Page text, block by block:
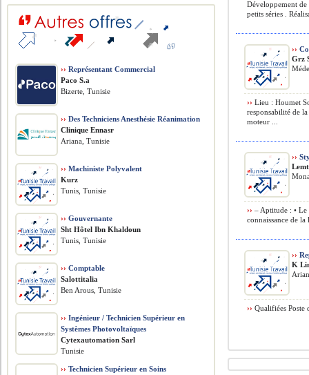
Développement
petits séries .
››
Grz
›› Lieu : Houmet
responsabilité de
moteur ...
››
›› – Aptitude : •
connaissance de
››
K
›› Qualifiées Poste
›› Représentant Commercial
Paco S.a
Bizerte, Tunisie
›› Des Techniciens Anesthésie Réanimation
Clinique Ennasr
Ariana, Tunisie
›› Machiniste Polyvalent
Kurz
Tunis, Tunisie
›› Gouvernante
Sht Hôtel Ibn Khaldoun
Tunis, Tunisie
›› Comptable
Salottitalia
Ben Arous, Tunisie
›› Ingénieur / Technicien Supérieur en
Systèmes Photovoltaïques
Cytexautomation Sarl
Tunisie
›› Technicien Supérieur en Soins